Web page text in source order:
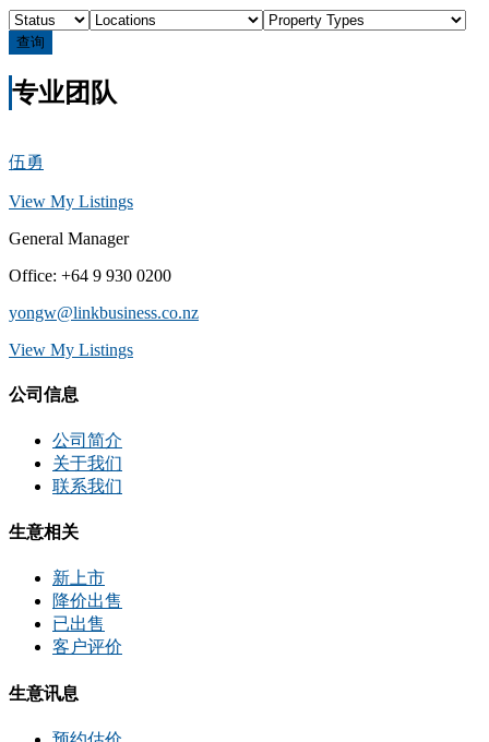
查询
专业团队
伍勇
View My Listings
General Manager
Office: +64 9 930 0200
yongw@linkbusiness.co.nz
View My Listings
公司信息
公司简介
关于我们
联系我们
生意相关
新上市
降价出售
已出售
客户评价
生意讯息